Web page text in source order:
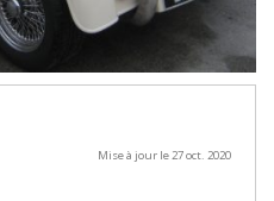
Mise à jour le 27 oct. 2020